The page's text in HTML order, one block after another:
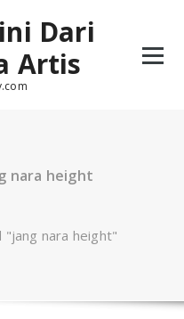
Dari
Artis
nara height
nara height"